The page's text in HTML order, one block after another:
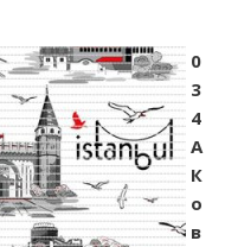
0
3
4
A
К
о
в